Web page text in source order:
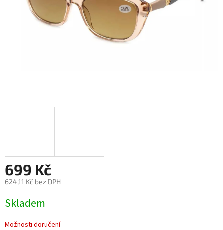
699 Kč
624,11 Kč bez DPH
cena:
Skladem
Možnosti doručení